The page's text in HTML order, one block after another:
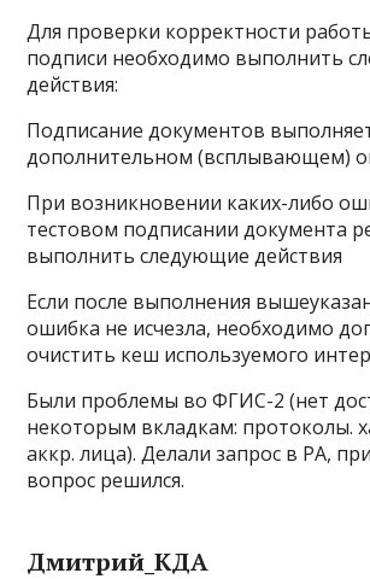
Для проверки корректности
подписи необходимо выполнить
действия:
Подписание документов
дополнительном (всплывающем)
При возникновении каких-либо
тестовом подписании документа
выполнить следующие действия
Если после выполнения
ошибка не исчезла, необходимо
очистить кеш используемого
Были проблемы во ФГИС-2 (нет
некоторым вкладкам: протоколы.
аккр. лица). Делали запрос в РА,
вопрос решился.
Дмитрий_КДА